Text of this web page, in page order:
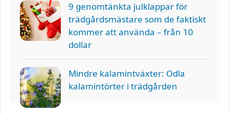
9 genomtänkta julklappar för
trädgårdsmästare som de faktiskt
kommer att använda – från 10
dollar
Mindre kalamintväxter: Odla
kalamintörter i trädgården